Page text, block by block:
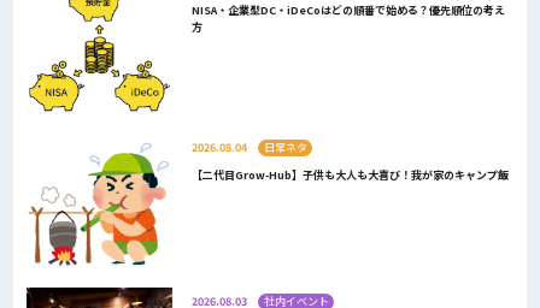
NISA・企業型DC・iDeCoはどの順番で始める？優先順位の考え
方
2026.08.04
日常ネタ
【二代目Grow-Hub】子供も大人も大喜び！我が家のキャンプ飯
2026.08.03
社内イベント